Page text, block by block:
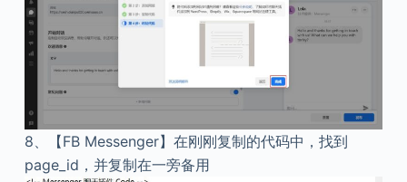
8、
【FB Messenger】在刚刚复制的代码中，找到
page_id，并复制在一旁备用